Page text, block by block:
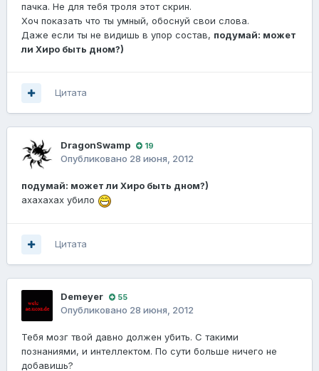
пачка. Не для тебя троля этот скрин.
Хоч показать что ты умный, обоснуй свои слова.
Даже если ты не видишь в упор состав, подумай: может
ли Хиро быть дном?)
Цитата
DragonSwamp 19
Опубликовано 28 июня, 2012
подумай: может ли Хиро быть дном?)
ахахахах убило
Цитата
Demeyer 55
Опубликовано 28 июня, 2012
Тебя мозг твой давно должен убить. С такими
познаниями, и интеллектом. По сути больше ничего не
добавишь?